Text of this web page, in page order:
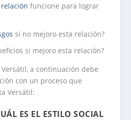
relación funcione para lograr
si no mejoro esta relación?
si mejoro esta relación?
Versátil, a continuación debe
con un proceso que
Versátil:
ES EL ESTILO SOCIAL